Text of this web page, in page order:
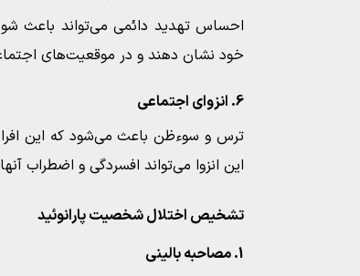
احساس تهدید دائمی می‌تواند باعث شود
خود نشان دهند و در موقعیت‌های
6. انزوای اجتماعی
ترس و سوءظن باعث می‌شود که این
این انزوا می‌تواند افسردگی و اضطراب
تشخیص اختلال شخصیت پارانوئید
1. مصاحبه بالینی